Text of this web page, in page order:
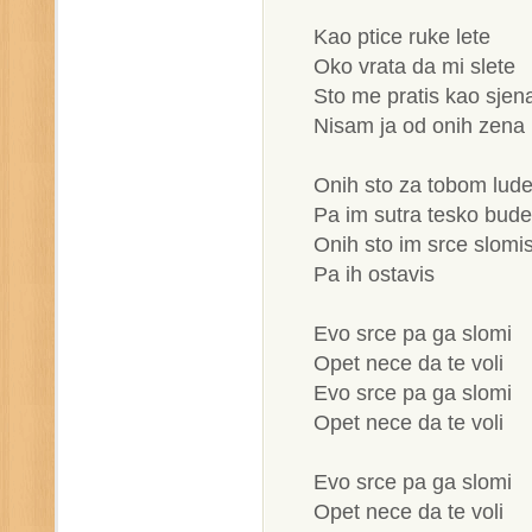
Kao ptice ruke lete
Oko vrata da mi slete
Sto me pratis kao
Nisam ja od onih zena
Onih sto za tobom lude
Pa im sutra tesko bude
Onih sto im srce
Pa ih ostavis
Evo srce pa ga slomi
Opet nece da te voli
Evo srce pa ga slomi
Opet nece da te voli
Evo srce pa ga slomi
Opet nece da te voli